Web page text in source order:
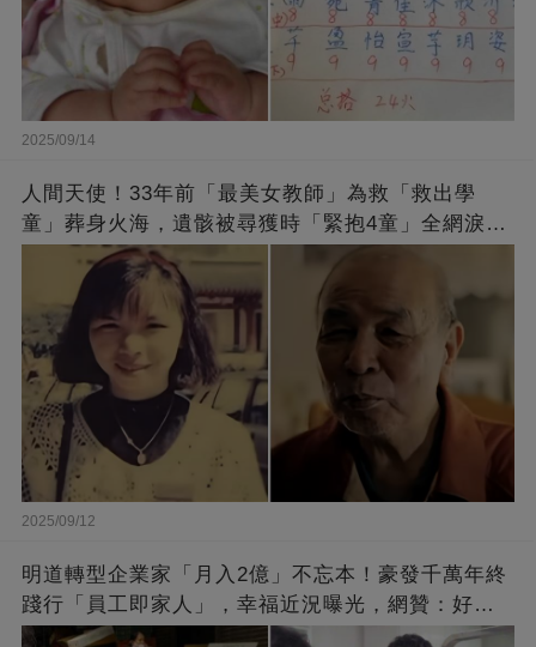
2025/09/14
人間天使！33年前「最美女教師」為救「救出學
童」葬身火海，遺骸被尋獲時「緊抱4童」全網淚
崩：真正的英雄不該被遺忘
2025/09/12
明道轉型企業家「月入2億」不忘本！豪發千萬年終
踐行「員工即家人」，幸福近況曝光，網贊：好老
闆的福報